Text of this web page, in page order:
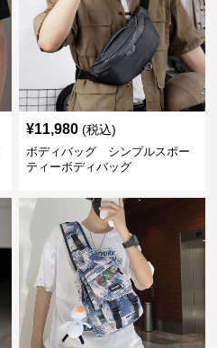
¥11,980 (税込)
ボディバッグ シンプルスポー
ティーボディバッグ